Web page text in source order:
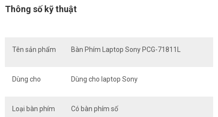
Thông số kỹ thuật
Tên sản phẩm Bàn Phím Laptop Sony PCG-71811L
Dùng cho Dùng cho laptop Sony
Loại bàn phím Có bàn phím số